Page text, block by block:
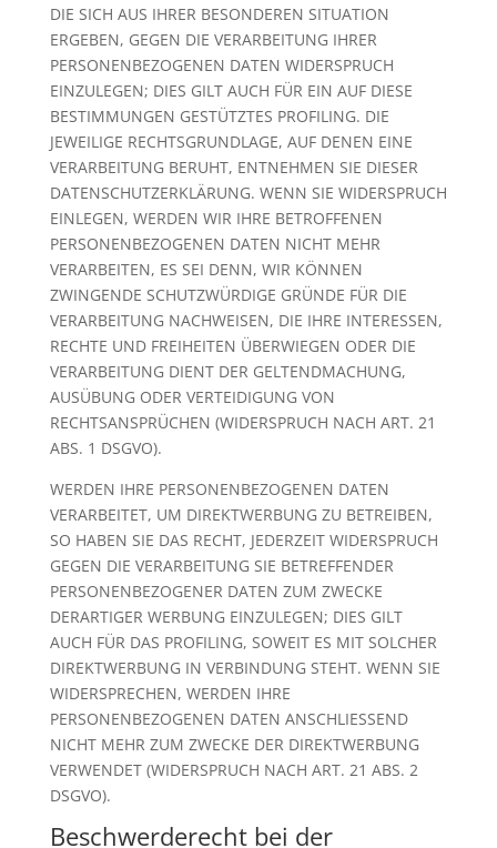
DIE SICH AUS IHRER BESONDEREN SITUATION
ERGEBEN, GEGEN DIE VERARBEITUNG IHRER
PERSONENBEZOGENEN DATEN WIDERSPRUCH
EINZULEGEN; DIES GILT AUCH FÜR EIN AUF DIESE
BESTIMMUNGEN GESTÜTZTES PROFILING. DIE
JEWEILIGE RECHTSGRUNDLAGE, AUF DENEN EINE
VERARBEITUNG BERUHT, ENTNEHMEN SIE DIESER
DATENSCHUTZERKLÄRUNG. WENN SIE WIDERSPRUCH
EINLEGEN, WERDEN WIR IHRE BETROFFENEN
PERSONENBEZOGENEN DATEN NICHT MEHR
VERARBEITEN, ES SEI DENN, WIR KÖNNEN
ZWINGENDE SCHUTZWÜRDIGE GRÜNDE FÜR DIE
VERARBEITUNG NACHWEISEN, DIE IHRE INTERESSEN,
RECHTE UND FREIHEITEN ÜBERWIEGEN ODER DIE
VERARBEITUNG DIENT DER GELTENDMACHUNG,
AUSÜBUNG ODER VERTEIDIGUNG VON
RECHTSANSPRÜCHEN (WIDERSPRUCH NACH ART. 21
ABS. 1 DSGVO).
WERDEN IHRE PERSONENBEZOGENEN DATEN
VERARBEITET, UM DIREKTWERBUNG ZU BETREIBEN,
SO HABEN SIE DAS RECHT, JEDERZEIT WIDERSPRUCH
GEGEN DIE VERARBEITUNG SIE BETREFFENDER
PERSONENBEZOGENER DATEN ZUM ZWECKE
DERARTIGER WERBUNG EINZULEGEN; DIES GILT
AUCH FÜR DAS PROFILING, SOWEIT ES MIT SOLCHER
DIREKTWERBUNG IN VERBINDUNG STEHT. WENN SIE
WIDERSPRECHEN, WERDEN IHRE
PERSONENBEZOGENEN DATEN ANSCHLIESSEND
NICHT MEHR ZUM ZWECKE DER DIREKTWERBUNG
VERWENDET (WIDERSPRUCH NACH ART. 21 ABS. 2
DSGVO).
Beschwerde­recht bei der